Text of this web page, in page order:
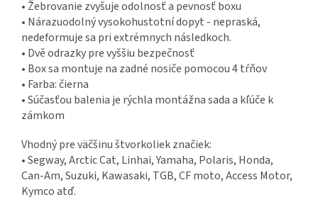
• Žebrovanie zvyšuje odolnosť a pevnosť boxu
• Nárazuodolný vysokohustotní dopyt - nepraská,
nedeformuje sa pri extrémnych následkoch.
• Dvě odrazky pre vyššiu bezpečnosť
• Box sa montuje na zadné nosiče pomocou 4 tŕňov
• Farba: čierna
• Súčasťou balenia je rýchla montážna sada a kľúče k
zámkom
Vhodný pre väčšinu štvorkoliek značiek:
• Segway, Arctic Cat, Linhai, Yamaha, Polaris, Honda,
Can-Am, Suzuki, Kawasaki, TGB, CF moto, Access Motor,
Kymco atď.